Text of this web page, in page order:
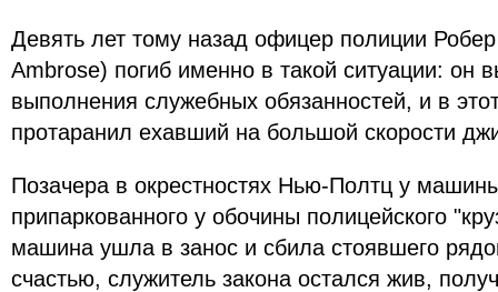
Девять лет тому назад офицер полиции
Ambrose) погиб именно в такой ситуации: он
выполнения служебных обязанностей, и в
протаранил ехавший на большой скорости
Позачера в окрестностях Нью-Полтц у
припаркованного у обочины полицейского
машина ушла в занос и сбила стоявшего
счастью, служитель закона остался жив,